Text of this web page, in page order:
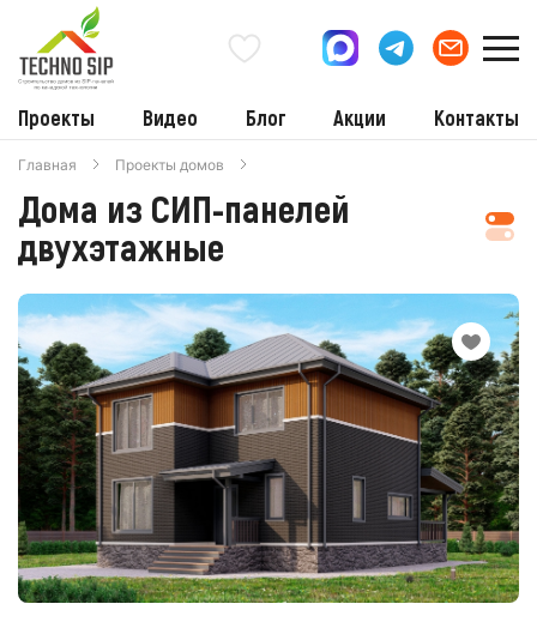
Проекты Видео Блог Акции Контакты
Главная Проекты домов
Дома из СИП-панелей
двухэтажные